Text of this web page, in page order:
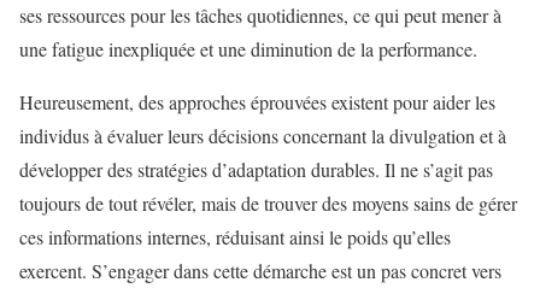
ses ressources pour les tâches quotidiennes, ce qui peut mener à
une fatigue inexpliquée et une diminution de la performance.
Heureusement, des approches éprouvées existent pour aider les
individus à évaluer leurs décisions concernant la divulgation et à
développer des stratégies d’adaptation durables. Il ne s’agit pas
toujours de tout révéler, mais de trouver des moyens sains de gérer
ces informations internes, réduisant ainsi le poids qu’elles
exercent. S’engager dans cette démarche est un pas concret vers